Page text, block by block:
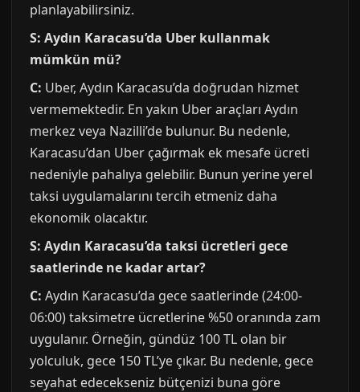
planlayabilirsiniz.
S: Aydın Karacasu’da Uber kullanmak
mümkün mü?
C: Uber, Aydın Karacasu’da doğrudan hizmet
vermemektedir. En yakın Uber araçları Aydın
merkez veya Nazilli’de bulunur. Bu nedenle,
Karacasu’dan Uber çağırmak ek mesafe ücreti
nedeniyle pahalıya gelebilir. Bunun yerine yerel
taksi uygulamalarını tercih etmeniz daha
ekonomik olacaktır.
S: Aydın Karacasu’da taksi ücretleri gece
saatlerinde ne kadar artar?
C: Aydın Karacasu’da gece saatlerinde (24:00-
06:00) taksimetre ücretlerine %50 oranında zam
uygulanır. Örneğin, gündüz 100 TL olan bir
yolculuk, gece 150 TL’ye çıkar. Bu nedenle, gece
seyahat edecekseniz bütçenizi buna göre